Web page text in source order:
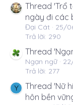
Thread 'Trổ
ngày đi các
Đại Cát
25/
Trả lời: 290
Thread
Ngạn ngữ
Trả lời: 277
Y
Thread 'Nữ
hôn bền